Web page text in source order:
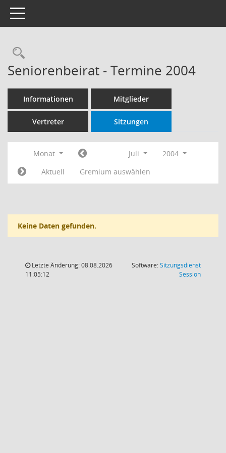
Toggle navigation
Rechercheauswahl
Seniorenbeirat - Termine 2004
Informationen Mitglieder
Vertreter Sitzungen
Monat Juli
2004
Aktuell
Gremium auswählen
Keine Daten gefunden.
Letzte Änderung: 08.08.2026
11:05:12
Software:Sitzungsdienst
Session(Wird in